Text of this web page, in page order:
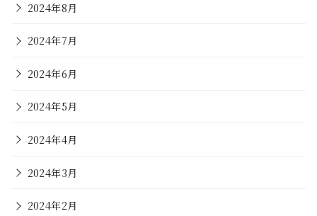
2024年8月
2024年7月
2024年6月
2024年5月
2024年4月
2024年3月
2024年2月